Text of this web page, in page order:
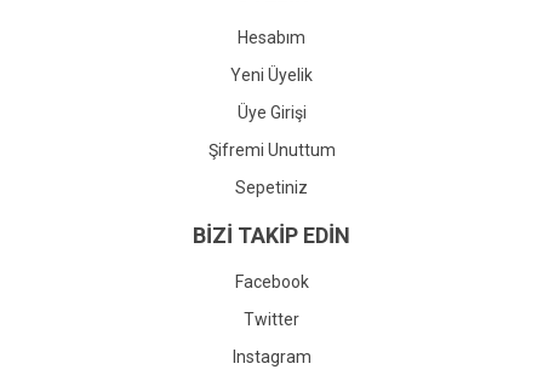
Hesabım
Yeni Üyelik
Üye Girişi
Şifremi Unuttum
Sepetiniz
BİZİ TAKİP EDİN
Facebook
Twitter
Instagram